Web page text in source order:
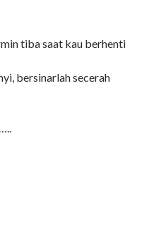
tiba saat kau berhenti
bersinarlah secerah